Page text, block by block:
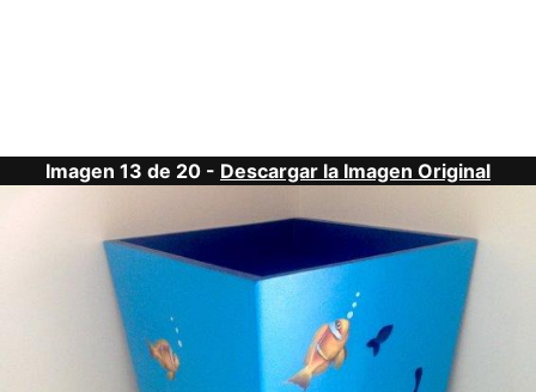
Imagen 13 de 20 - Descargar la Imagen Original